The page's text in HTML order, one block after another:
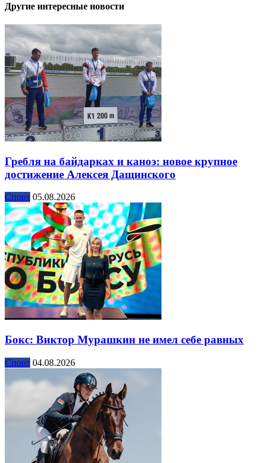
Другие интересные новости
Гребля на байдарках и каноэ: новое крупное
достижение Алексея Дащинского
Спорт 05.08.2026
Бокс: Виктор Мурашкин не имел себе равных
Спорт 04.08.2026